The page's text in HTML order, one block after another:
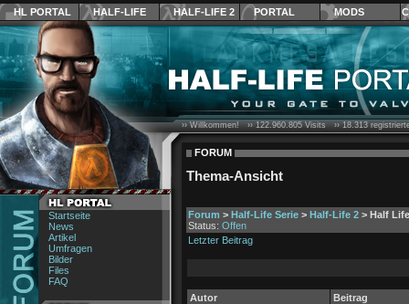
HL PORTAL HALF-LIFE HALF-LIFE 2 PORTAL MODS
Startseite
News
Artikel
Umfragen
Bilder
Files
FAQ
›› Willkommen! ››122.960.805Visits ››18.313
FORUM
Thema-Ansicht
Forum > Half-Life Serie > Half-Life 2 > Half
Status: Offen
Letzter Beitrag
Autor Beitrag